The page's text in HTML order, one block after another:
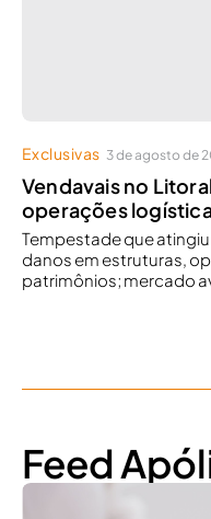
Exclusivas 3 de agosto de
Vendavais no
operações
Tempestade que
danos em estruturas,
patrimônios; mercado
Feed